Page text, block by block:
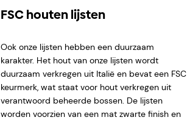
FSC houten lijsten
Ook onze lijsten hebben een duurzaam
karakter. Het hout van onze lijsten wordt
duurzaam verkregen uit Italië en bevat een FSC
keurmerk, wat staat voor hout verkregen uit
verantwoord beheerde bossen. De lijsten
worden voorzien van een mat zwarte finish en